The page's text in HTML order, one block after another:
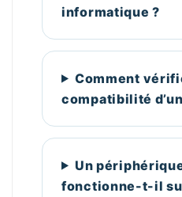
informatique ?
Comment
compatibilité
Un
fonctionne-t-il